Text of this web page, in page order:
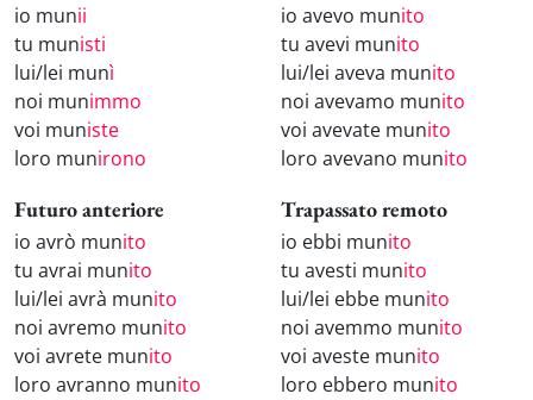
io munii
tu munisti
lui/lei munì
noi munimmo
voi muniste
loro munirono
io avevo munito
tu avevi munito
lui/lei aveva munito
noi avevamo munito
voi avevate munito
loro avevano munito
Futuro anteriore
io avrò munito
tu avrai munito
lui/lei avrà munito
noi avremo munito
voi avrete munito
loro avranno munito
Trapassato remoto
io ebbi munito
tu avesti munito
lui/lei ebbe munito
noi avemmo munito
voi aveste munito
loro ebbero munito